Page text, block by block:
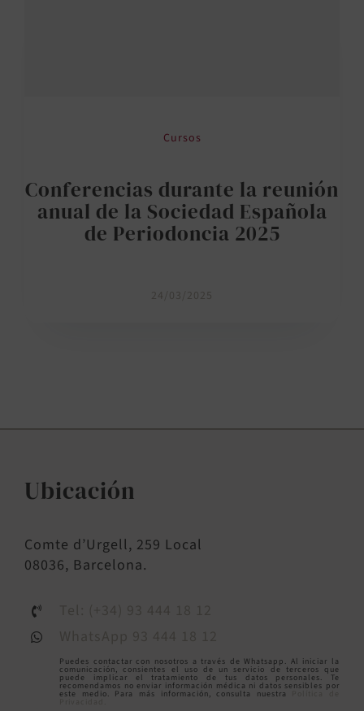
Cursos
Conferencias durante la reunión
anual de la Sociedad Española
de Periodoncia 2025
24/03/2025
Ubicación
Comte d’Urgell, 259 Local
08036, Barcelona.
Puedes contactar con nosotros a través de Whatsapp. Al iniciar la
comunicación, consientes el uso de un servicio de terceros que
puede implicar el tratamiento de tus datos personales. Te
recomendamos no enviar información médica ni datos sensibles por
este medio. Para más información, consulta nuestra